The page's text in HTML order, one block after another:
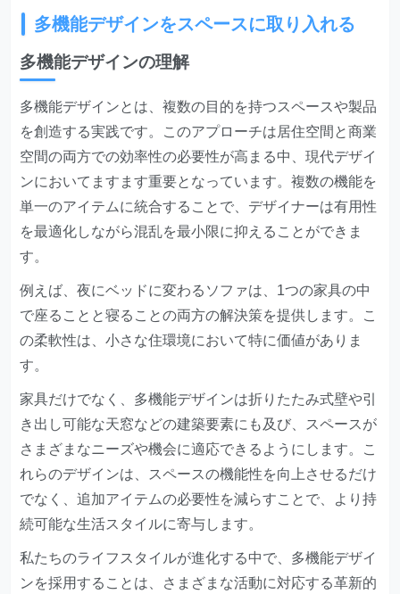
多機能デザインをスペースに取り入れる
多機能デザインの理解
多機能デザインとは、複数の目的を持つスペースや製品
を創造する実践です。このアプローチは居住空間と商業
空間の両方での効率性の必要性が高まる中、現代デザイ
ンにおいてますます重要となっています。複数の機能を
単一のアイテムに統合することで、デザイナーは有用性
を最適化しながら混乱を最小限に抑えることができま
す。
例えば、夜にベッドに変わるソファは、1つの家具の中
で座ることと寝ることの両方の解決策を提供します。こ
の柔軟性は、小さな住環境において特に価値がありま
す。
家具だけでなく、多機能デザインは折りたたみ式壁や引
き出し可能な天窓などの建築要素にも及び、スペースが
さまざまなニーズや機会に適応できるようにします。こ
れらのデザインは、スペースの機能性を向上させるだけ
でなく、追加アイテムの必要性を減らすことで、より持
続可能な生活スタイルに寄与します。
私たちのライフスタイルが進化する中で、多機能デザイ
ンを採用することは、さまざまな活動に対応する革新的